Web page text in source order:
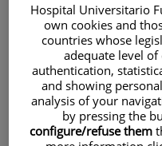
contenido
Hospital Universitario
own cookies and
countries whose
adequate level
authentication,
and showing
analysis of your
by pressing the
configure/refuse them